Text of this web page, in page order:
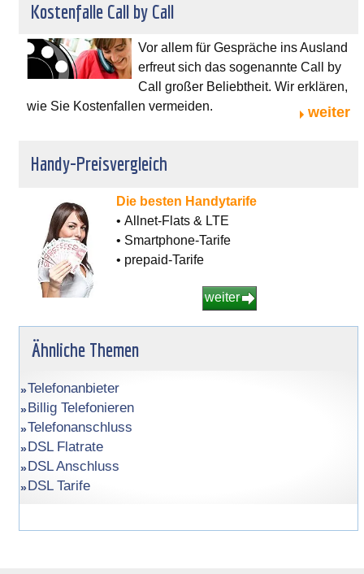
Kostenfalle Call by Call
Vor allem für Gespräche ins Ausland
erfreut sich das sogenannte Call by
Call großer Beliebtheit. Wir erklären,
wie Sie Kostenfallen vermeiden.
weiter
Handy-Preisvergleich
Die besten Handytarife
• Allnet-Flats & LTE
• Smartphone-Tarife
• prepaid-Tarife
weiter
Ähnliche Themen
Telefonanbieter
Billig Telefonieren
Telefonanschluss
DSL Flatrate
DSL Anschluss
DSL Tarife